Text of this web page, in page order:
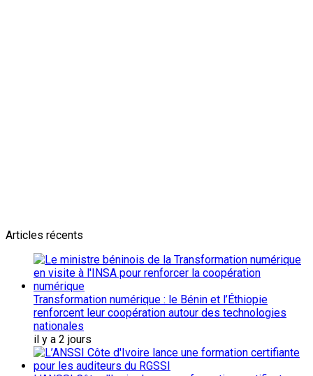
Articles récents
Transformation numérique : le Bénin et l’Éthiopie
renforcent leur coopération autour des technologies
nationales
il y a 2 jours